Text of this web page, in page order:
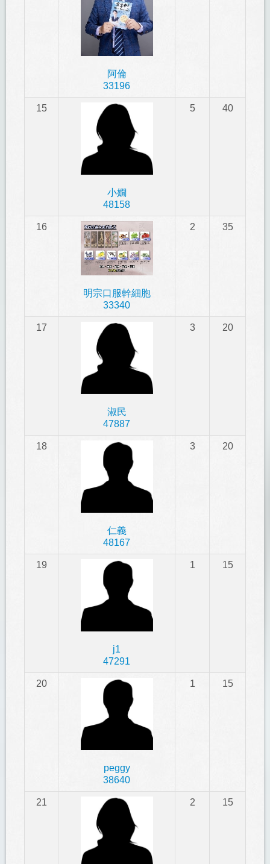
阿倫
33196
15
小嫺
48158
5 40
16
明宗口服幹細胞
33340
2 35
17
淑民
47887
3 20
18
仁義
48167
3 20
19
j1
47291
1 15
20
peggy
38640
1 15
21 2 15